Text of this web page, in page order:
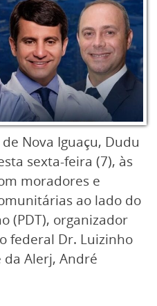
Nova Iguaçu, Dudu
sexta-feira (7), às
moradores e
ao lado do
(PDT), organizador
federal Dr. Luizinho
da Alerj, André